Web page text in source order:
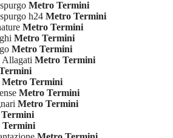
Metro Termini
h24 Metro Termini
Metro Termini
Metro Termini
Metro Termini
Allagati Metro Termini
Metro Termini
Metro Termini
Metro Termini
Termini